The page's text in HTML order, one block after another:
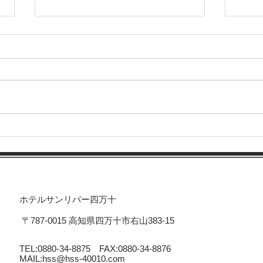
初上陸！！
ホテルサンリバー四万十
〒787-0015 高知県四万十市右山383-15
TEL:0880-34-8875 FAX:0880-34-8876
MAIL:hss@hss-40010.com